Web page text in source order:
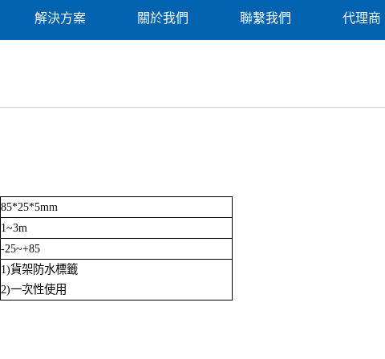
解決方案 關於我們 聯繫我們 代理商
85*25*5mm
1~3m
-25~+85
1)貨架防水標籤
2)一次性使用